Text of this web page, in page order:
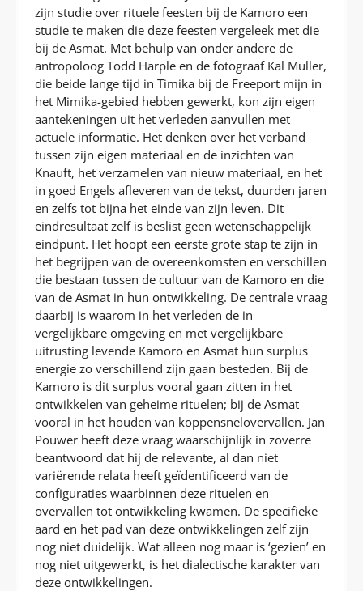
zijn studie over rituele feesten bij de Kamoro een
studie te maken die deze feesten vergeleek met die
bij de Asmat. Met behulp van onder andere de
antropoloog Todd Harple en de fotograaf Kal Muller,
die beide lange tijd in Timika bij de Freeport mijn in
het Mimika-gebied hebben gewerkt, kon zijn eigen
aantekeningen uit het verleden aanvullen met
actuele informatie. Het denken over het verband
tussen zijn eigen materiaal en de inzichten van
Knauft, het verzamelen van nieuw materiaal, en het
in goed Engels afleveren van de tekst, duurden jaren
en zelfs tot bijna het einde van zijn leven. Dit
eindresultaat zelf is beslist geen wetenschappelijk
eindpunt. Het hoopt een eerste grote stap te zijn in
het begrijpen van de overeenkomsten en verschillen
die bestaan tussen de cultuur van de Kamoro en die
van de Asmat in hun ontwikkeling. De centrale vraag
daarbij is waarom in het verleden de in
vergelijkbare omgeving en met vergelijkbare
uitrusting levende Kamoro en Asmat hun surplus
energie zo verschillend zijn gaan besteden. Bij de
Kamoro is dit surplus vooral gaan zitten in het
ontwikkelen van geheime rituelen; bij de Asmat
vooral in het houden van koppensnelovervallen. Jan
Pouwer heeft deze vraag waarschijnlijk in zoverre
beantwoord dat hij de relevante, al dan niet
variërende relata heeft geïdentificeerd van de
configuraties waarbinnen deze rituelen en
overvallen tot ontwikkeling kwamen. De specifieke
aard en het pad van deze ontwikkelingen zelf zijn
nog niet duidelijk. Wat alleen nog maar is ‘gezien’ en
nog niet uitgewerkt, is het dialectische karakter van
deze ontwikkelingen.